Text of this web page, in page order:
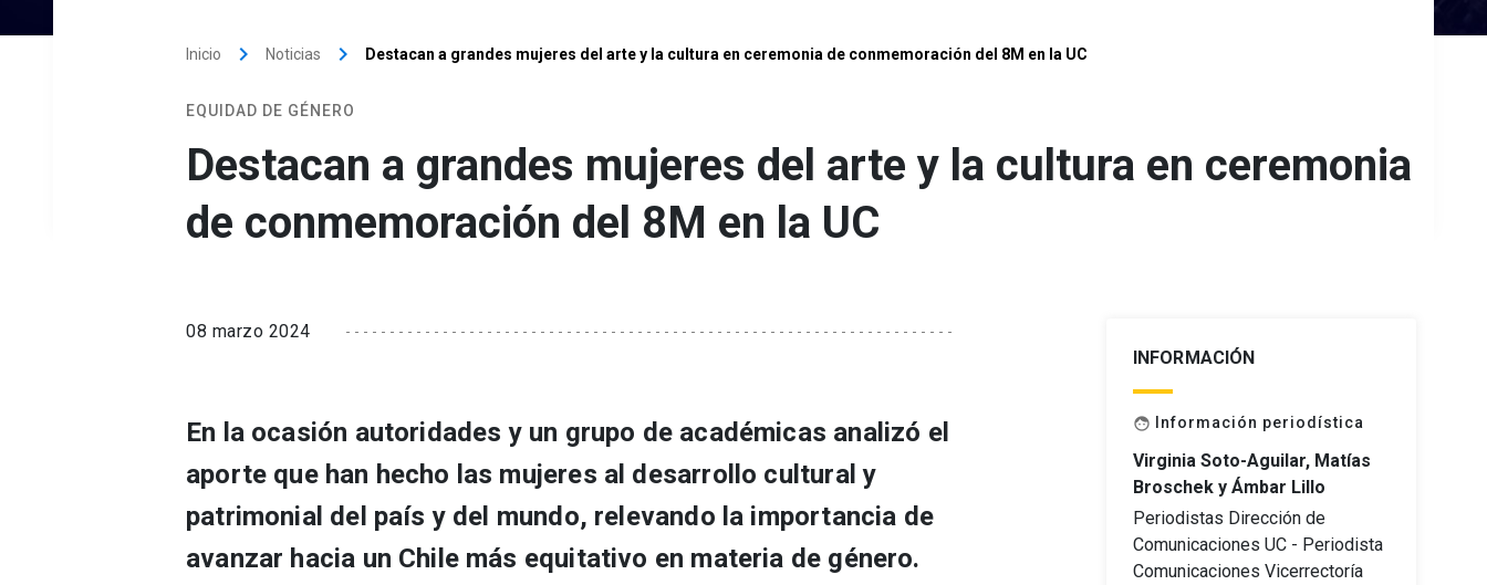
Inicio keyboard_arrow_right Noticias keyboard_arrow_right Destacan a grandes mujeres del arte y la cultura en ceremonia de conmemoración del 8M en la UC
EQUIDAD DE GÉNERO
Destacan a grandes mujeres del arte y la cultura en ceremonia
de conmemoración del 8M en la UC
08 marzo 2024
En la ocasión autoridades y un grupo de académicas analizó el
aporte que han hecho las mujeres al desarrollo cultural y
patrimonial del país y del mundo, relevando la importancia de
avanzar hacia un Chile más equitativo en materia de género.
INFORMACIÓN
face Información periodística
Virginia Soto-Aguilar, Matías
Broschek y Ámbar Lillo
Periodistas Dirección de
Comunicaciones UC - Periodista
Comunicaciones Vicerrectoría